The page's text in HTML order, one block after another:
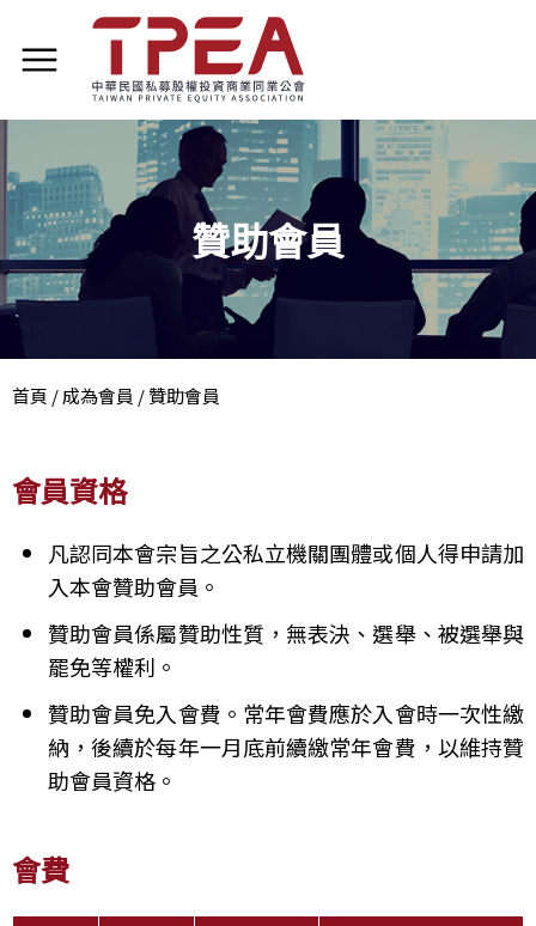
贊助會員
首頁 /成為會員 /贊助會員
會員資格
凡認同本會宗旨之公私立機關團體或個人得申請加
入本會贊助會員。
贊助會員係屬贊助性質，無表決、選舉、被選舉與
罷免等權利。
贊助會員免入會費。常年會費應於入會時一次性繳
納，後續於每年一月底前續繳常年會費，以維持贊
助會員資格。
會費